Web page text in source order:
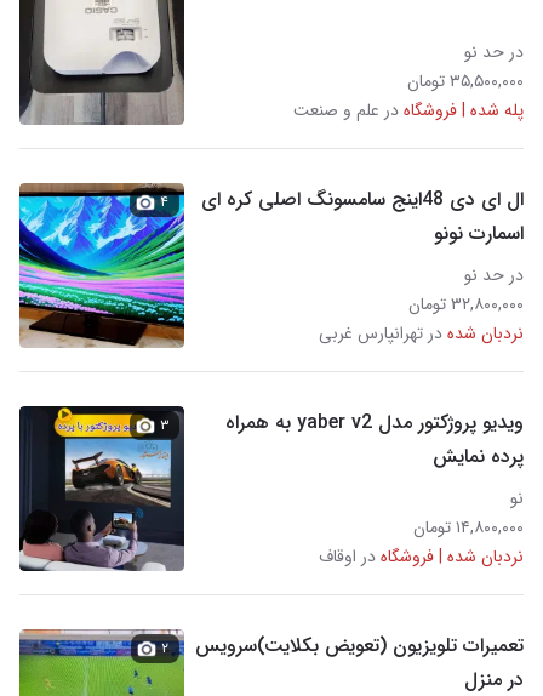
در حد نو
۳۵,۵۰۰,۰۰۰ تومان
پله شده | فروشگاهدر علم و صنعت
ال ای دی 48اینج سامسونگ اصلی کره ای
اسمارت نونو
در حد نو
۳۲,۸۰۰,۰۰۰ تومان
نردبان شدهدر تهرانپارس غربی
۴
ویدیو پروژکتور مدل yaber v2 به همراه
پرده نمایش
نو
۱۴,۸۰۰,۰۰۰ تومان
نردبان شده | فروشگاهدر اوقاف
۳
تعمیرات تلویزیون (تعویض بکلایت)سرویس
در منزل
۲